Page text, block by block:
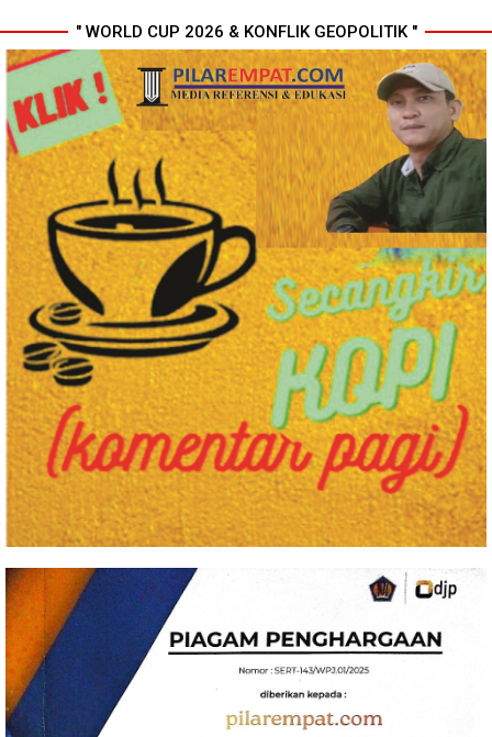
Polresta Deli Serdang Bekuk
Dua orang Pengedar Narkoba
di Pagar Merbau
Perkuat Kinerja Organisasi dan
Pengembangan Karier, OJK
Lantik Pejabat Baru
" WORLD CUP 2026 & KONFLIK GEOPOLITIK "